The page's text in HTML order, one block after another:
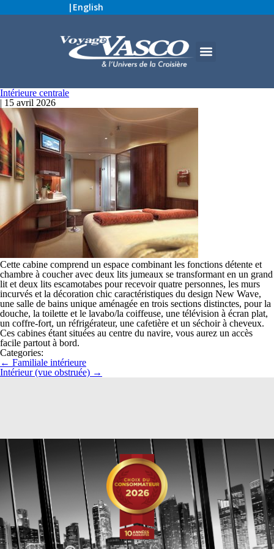
| English
Intérieure centrale
| 15 avril 2026
Cette cabine comprend un espace combinant les fonctions détente et
chambre à coucher avec deux lits jumeaux se transformant en un grand
lit et deux lits escamotabes pour recevoir quatre personnes, les murs
incurvés et la décoration chic caractéristiques du design New Wave,
une salle de bains unique aménagée en trois sections distinctes, pour la
douche, la toilette et le lavabo/la coiffeuse, une télévision à écran plat,
un coffre-fort, un réfrigérateur, une cafetière et un séchoir à cheveux.
Ces cabines étant situées au centre du navire, vous aurez un accès
facile partout à bord.
Categories:
← Familiale intérieure
Intérieur (vue obstruée) →